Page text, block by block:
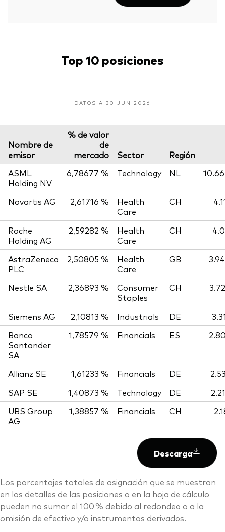
Top 10 posiciones
DATOS A 30 JUN 2026
Nombre de
emisor
% de valor
de
mercado
Sector
Región
ASML
Holding NV
6,78677 % Technology NL
Novartis AG 2,61716 %
Health
Care
CH
Roche
Holding AG
2,59282 %
Health
Care
CH
AstraZeneca
PLC
2,50805 %
Health
Care
GB
Nestle SA 2,36893 %
Consumer
Staples
CH
Siemens AG 2,10813 % Industrials DE
Banco
Santander
SA
1,78579 % Financials ES
Allianz SE 1,61233 % Financials DE
SAP SE
1,40873 % Technology DE
UBS Group
AG
1,38857 % Financials CH
Descarga
Los porcentajes totales de asignación que se muestran
en los detalles de las posiciones o en la hoja de cálculo
pueden no sumar el 100 % debido al redondeo o a la
omisión de efectivo y/o instrumentos derivados.